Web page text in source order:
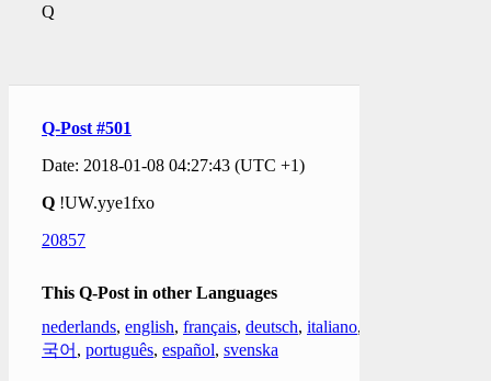
Q
Q-Post #501
Date: 2018-01-08 04:27:43 (UTC +1)
Q !UW.yye1fxo
20857
This Q-Post in other Languages
nederlands, english, français, deutsch, italiano,
국어 , português, español, svenska